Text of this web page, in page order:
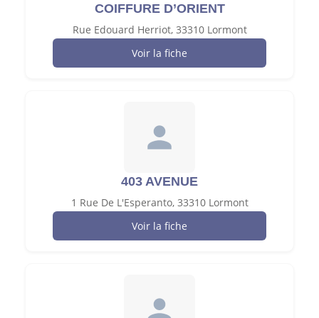
COIFFURE D’ORIENT
Rue Edouard Herriot, 33310 Lormont
Voir la fiche
403 AVENUE
1 Rue De L'Esperanto, 33310 Lormont
Voir la fiche